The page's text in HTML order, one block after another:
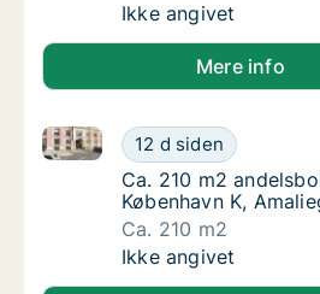
Ca. 170 m2
Ikke angivet
Mere info
Ca. 210 m2
12 d siden
Ca. 210 m2 andelsbolig til
Ca. 210 m2
Ca. 210 m2
København K,
Ca. 210 m2
Ca. 210 m2
Ikke angivet